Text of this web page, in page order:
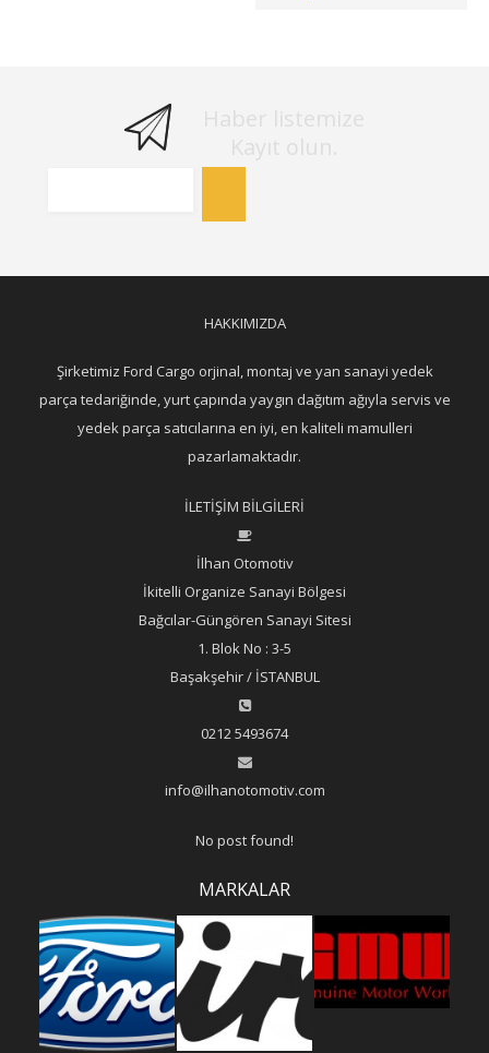
HAKKIMIZDA
Şirketimiz Ford Cargo orjinal, montaj ve yan sanayi yedek
parça tedariğinde, yurt çapında yaygın dağıtım ağıyla servis ve
yedek parça satıcılarına en iyi, en kaliteli mamulleri
pazarlamaktadır.
İLETİŞİM BİLGİLERİ
İlhan Otomotiv
İkitelli Organize Sanayi Bölgesi
Bağcılar-Güngören Sanayi Sitesi
1. Blok No : 3-5
Başakşehir / İSTANBUL
0212 5493674
info@ilhanotomotiv.com
No post found!
MARKALAR